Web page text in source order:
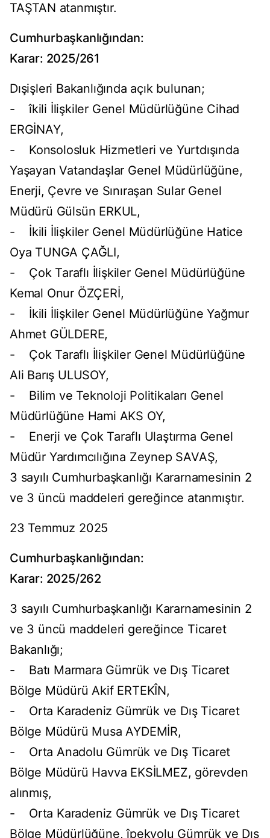
TAŞTAN atanmıştır.
Cumhurbaşkanlığından:
Karar: 2025/261
Dışişleri Bakanlığında açık bulunan;
- îkili İlişkiler Genel Müdürlüğüne Cihad
ERGİNAY,
- Konsolosluk Hizmetleri ve Yurtdışında
Yaşayan Vatandaşlar Genel Müdürlüğüne,
Enerji, Çevre ve Sınıraşan Sular Genel
Müdürü Gülsün ERKUL,
- İkili İlişkiler Genel Müdürlüğüne Hatice
Oya TUNGA ÇAĞLI,
- Çok Taraflı İlişkiler Genel Müdürlüğüne
Kemal Onur ÖZÇERİ,
- İkili İlişkiler Genel Müdürlüğüne Yağmur
Ahmet GÜLDERE,
- Çok Taraflı İlişkiler Genel Müdürlüğüne
Ali Barış ULUSOY,
- Bilim ve Teknoloji Politikaları Genel
Müdürlüğüne Hami AKS OY,
- Enerji ve Çok Taraflı Ulaştırma Genel
Müdür Yardımcılığına Zeynep SAVAŞ,
3 sayılı Cumhurbaşkanlığı Kararnamesinin 2
ve 3 üncü maddeleri gereğince atanmıştır.
23 Temmuz 2025
Cumhurbaşkanlığından:
Karar: 2025/262
3 sayılı Cumhurbaşkanlığı Kararnamesinin 2
ve 3 üncü maddeleri gereğince Ticaret
Bakanlığı;
- Batı Marmara Gümrük ve Dış Ticaret
Bölge Müdürü Akif ERTEKÎN,
- Orta Karadeniz Gümrük ve Dış Ticaret
Bölge Müdürü Musa AYDEMİR,
- Orta Anadolu Gümrük ve Dış Ticaret
Bölge Müdürü Havva EKSİLMEZ, görevden
alınmış,
- Orta Karadeniz Gümrük ve Dış Ticaret
Bölge Müdürlüğüne, îpekyolu Gümrük ve Dış